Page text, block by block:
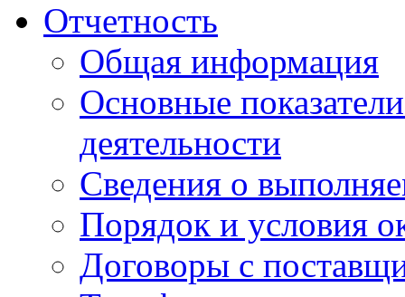
Отчетность
Общая информация
Основные
деятельности
Сведения о
Порядок и условия
Договоры с